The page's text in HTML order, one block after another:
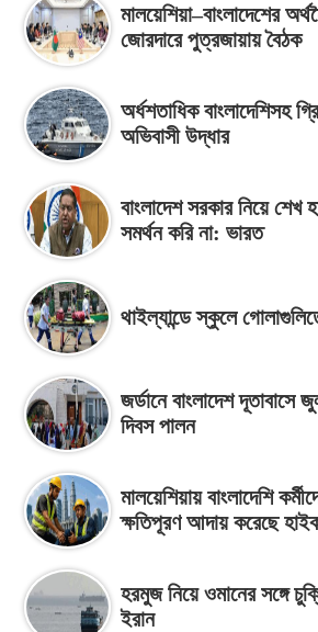
মালয়েশিয়া–বাংলাদেশের
জোরদারে পুত্রজায়ায় বৈঠক
অর্ধশতাধিক বাংলাদেশিসহ
অভিবাসী উদ্ধার
বাংলাদেশ সরকার নিয়ে শেখ
সমর্থন করি না: ভারত
থাইল্যান্ডে স্কুলে
জর্ডানে বাংলাদেশ
দিবস পালন
মালয়েশিয়ায় বাংলাদেশি
ক্ষতিপূরণ আদায় করেছে
হরমুজ নিয়ে ওমানের সঙ্গে
ইরান